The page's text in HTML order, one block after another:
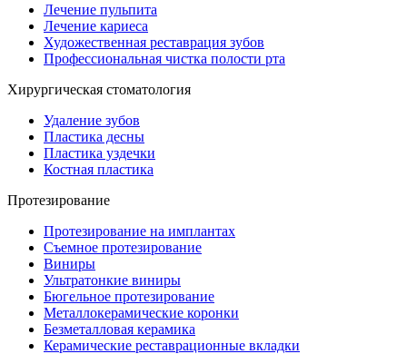
Лечение пульпита
Лечение кариеса
Художественная реставрация зубов
Профессиональная чистка полости рта
Хирургическая стоматология
Удаление зубов
Пластика десны
Пластика уздечки
Костная пластика
Протезирование
Протезирование на имплантах
Съемное протезирование
Виниры
Ультратонкие виниры
Бюгельное протезирование
Металлокерамические коронки
Безметалловая керамика
Керамические реставрационные вкладки